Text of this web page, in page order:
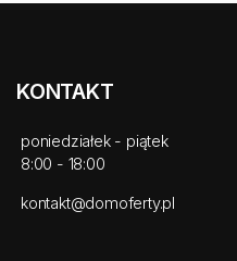
KONTAKT
poniedziałek - piątek
8:00 - 18:00
kontakt@domoferty.pl